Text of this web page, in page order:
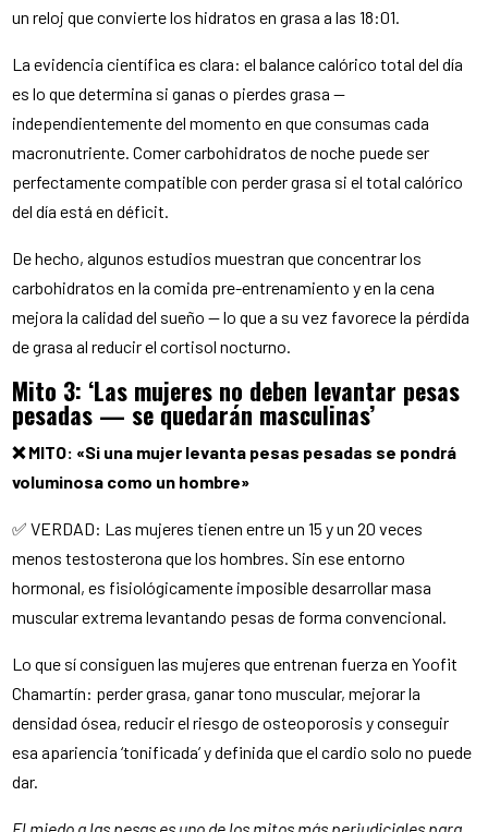
un reloj que convierte los hidratos en grasa a las 18:01.
La evidencia científica es clara: el balance calórico total del día
es lo que determina si ganas o pierdes grasa —
independientemente del momento en que consumas cada
macronutriente. Comer carbohidratos de noche puede ser
perfectamente compatible con perder grasa si el total calórico
del día está en déficit.
De hecho, algunos estudios muestran que concentrar los
carbohidratos en la comida pre-entrenamiento y en la cena
mejora la calidad del sueño — lo que a su vez favorece la pérdida
de grasa al reducir el cortisol nocturno.
Mito 3: ‘Las mujeres no deben levantar pesas
pesadas — se quedarán masculinas’
❌ MITO: «Si una mujer levanta pesas pesadas se pondrá
voluminosa como un hombre»
✅ VERDAD: Las mujeres tienen entre un 15 y un 20 veces
menos testosterona que los hombres. Sin ese entorno
hormonal, es fisiológicamente imposible desarrollar masa
muscular extrema levantando pesas de forma convencional.
Lo que sí consiguen las mujeres que entrenan fuerza en Yoofit
Chamartín: perder grasa, ganar tono muscular, mejorar la
densidad ósea, reducir el riesgo de osteoporosis y conseguir
esa apariencia ‘tonificada’ y definida que el cardio solo no puede
dar.